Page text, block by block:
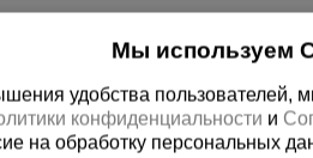
Мы используем
удобства пользователей,
конфиденциальности и
на обработку персональных